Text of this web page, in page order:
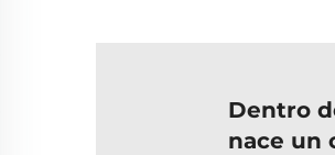
Dentro
nace un